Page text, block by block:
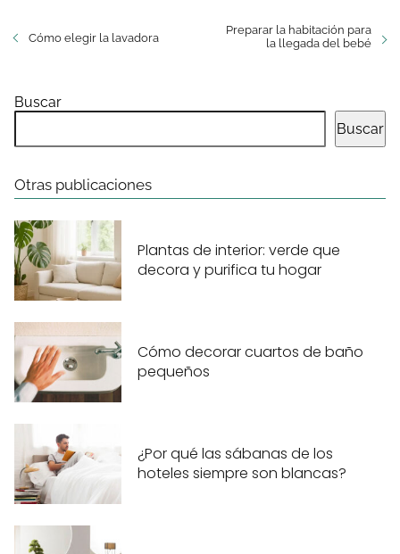
Cómo elegir la lavadora
Preparar la habitación para
la llegada del bebé
Buscar
Buscar
Otras publicaciones
Plantas de interior: verde que
decora y purifica tu hogar
Cómo decorar cuartos de baño
pequeños
¿Por qué las sábanas de los
hoteles siempre son blancas?